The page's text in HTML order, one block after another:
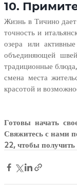
10.
Жизнь в Тичино
точность и
озера или
объединяющей
традиционные
смена места
красотой и
Готовы начать
Свяжитесь с нами
22, чтобы